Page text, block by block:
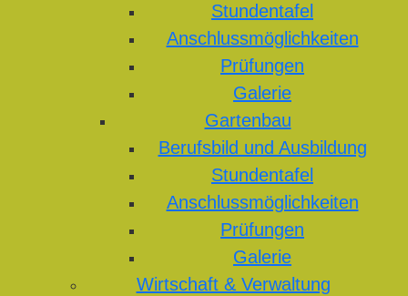
Stundentafel
Anschlussmöglichkeiten
Prüfungen
Galerie
Gartenbau
Berufsbild und Ausbildung
Stundentafel
Anschlussmöglichkeiten
Prüfungen
Galerie
Wirtschaft & Verwaltung